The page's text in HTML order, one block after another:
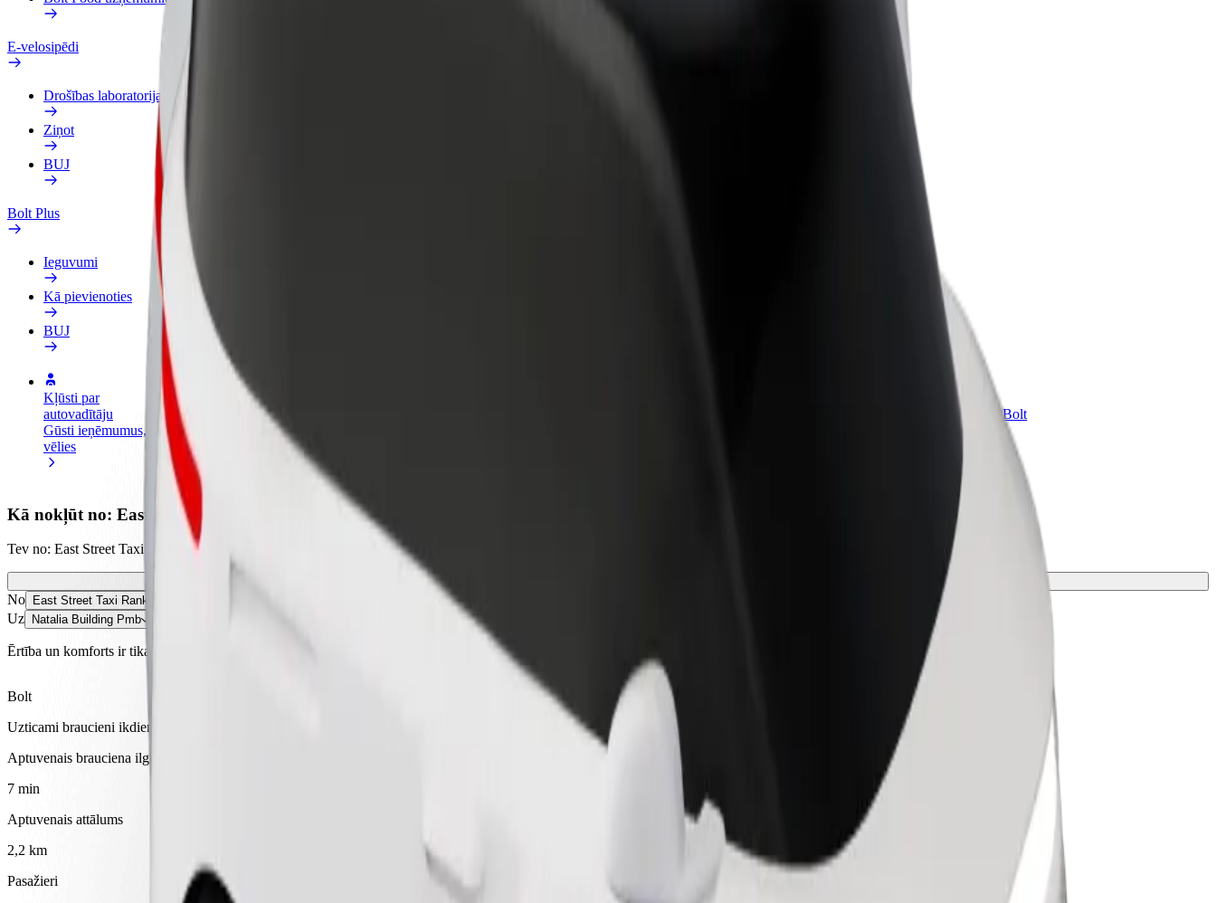
E-velosipēdi
Drošības laboratorija
Ziņot
BUJ
Bolt Plus
Ieguvumi
Kā pievienoties
BUJ
Kļūsti par
autovadītāju
Gūsti ieņēmumus, kā
vēlies
Kļūsti par kurjeru
Piegādā ēdienu un saņem izmaksu
ik nedēļu
Tavam uzņēmumam pielāgoti Bolt
Kā nokļūt no: East Street Taxi Rank Pietermaritzburg uz: Natalia Building Pmb
Tev no: East Street Taxi Rank Pietermaritzburg jānokļūst uz: Natalia Building Pmb? Uzzini, kuri pakalpojumi pieejami Tavā pilsētā un izvēlies ceļam piemērotāko braucienu.
No East Street Taxi Rank Pietermaritzburg
Uz Natalia Building Pmb
Ērtība un komforts ir tikai dažu pieskārienu attālumā!
Bolt
Uzticami braucieni ikdienas vidēja izmēra auto
Aptuvenais brauciena ilgums
7 min
Aptuvenais attālums
2,2 km
Pasažieri